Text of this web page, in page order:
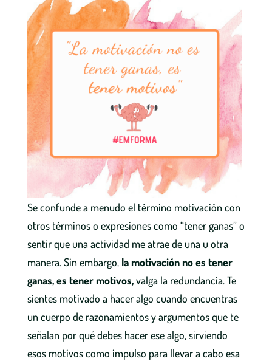
Se confunde a menudo el término motivación con
otros términos o expresiones como “tener ganas” o
sentir que una actividad me atrae de una u otra
manera. Sin embargo,la motivación no es tener
ganas, es tener motivos,valga la redundancia. Te
sientes motivado a hacer algo cuando encuentras
un cuerpo de razonamientos y argumentos que te
señalan por qué debes hacer ese algo, sirviendo
esos motivos como impulso para llevar a cabo esa